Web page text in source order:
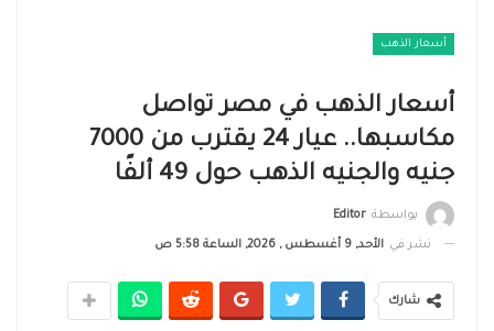
أسعار الذهب
أسعار الذهب في مصر تواصل
مكاسبها.. عيار 24 يقترب من 7000
جنيه والجنيه الذهب حول 49 ألفًا
بواسطة Editor
نشر في الأحد, 9 أغسطس , 2026, الساعة 5:58 ص
شارك